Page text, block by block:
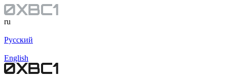
ru
Русский
English